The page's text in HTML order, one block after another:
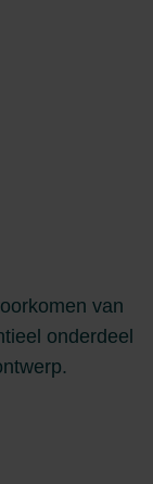
van
onderdeel